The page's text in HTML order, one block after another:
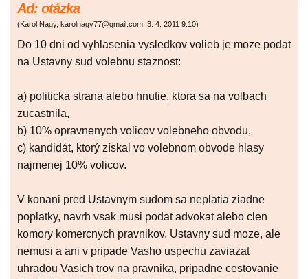
Ad: otázka
(Karol Nagy, karolnagy77@gmail.com, 3. 4. 2011 9:10)
Do 10 dni od vyhlasenia vysledkov volieb je moze podat
na Ustavny sud volebnu staznost:
a) politicka strana alebo hnutie, ktora sa na volbach
zucastnila,
b) 10% opravnenych volicov volebneho obvodu,
c) kandidát, ktorý získal vo volebnom obvode hlasy
najmenej 10% volicov.
V konani pred Ustavnym sudom sa neplatia ziadne
poplatky, navrh vsak musi podat advokat alebo clen
komory komercnych pravnikov. Ustavny sud moze, ale
nemusi a ani v pripade Vasho uspechu zaviazat
uhradou Vasich trov na pravnika, pripadne cestovanie